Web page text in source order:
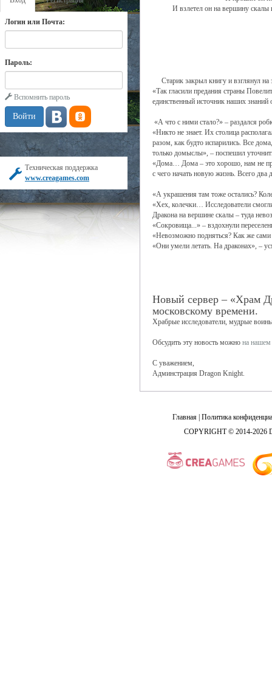
Логин или Почта:
Пароль:
Вспомнить пароль
Техническая поддержка
www.creagames.com
И взлетел он на вершину
Старик закрыл книгу и взглянул на
«Так гласили предания страны
единственный источник наших знаний
«А что с ними стало?» – раздался
«Никто не знает. Их столица
разом, как будто испарились. Все
только домыслы», – поспешил
«Дома… Дома – это хорошо, нам не
с чего начать новую жизнь. Всего два
«А украшения там тоже остались?
«Хех, колечки… Исследователи
Дракона на вершине скалы – туда
«Сокровища...» – вздохнули
«Невозможно подняться? Как же сами
«Они умели летать. На драконах», –
Новый сервер – «Храм
московскому времени.
Храбрые исследователи, мудрые
Обсудить эту новость можно на
С уважением,
Админстрация Dragon Knight.
Главная Политика
COPYRIGHT © 2014-2026